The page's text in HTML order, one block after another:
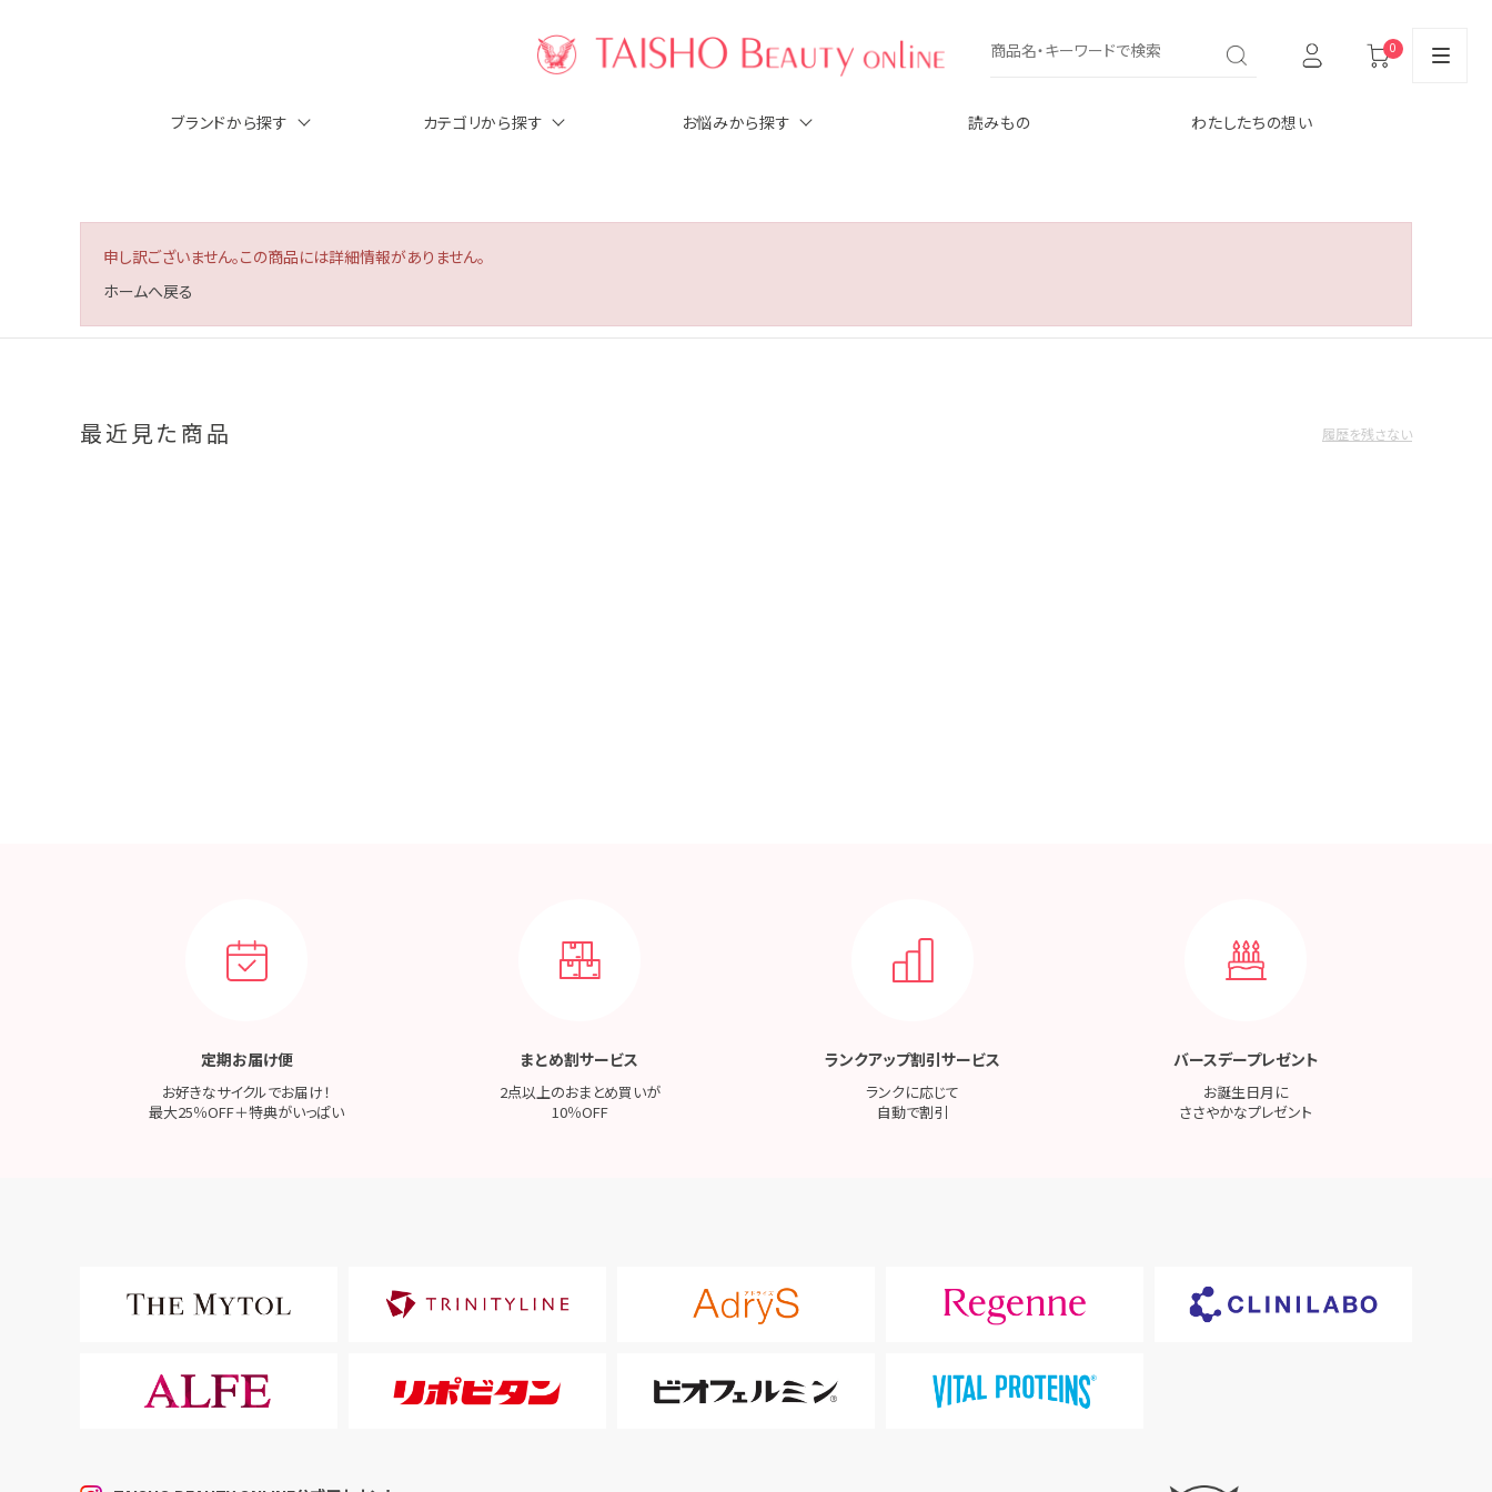
0
ブランドから探す カテゴリから探す お悩みから探す 読みもの わたしたちの想い
申し訳ございません。この商品には詳細情報がありません。
ホームへ戻る
最近見た商品 履歴を残さない
定期お届け便
お好きなサイクルでお届け！
最大25％OFF＋特典がいっぱい
まとめ割サービス
2点以上のおまとめ買いが
10％OFF
ランクアップ割引サービス
ランクに応じて
自動で割引
バースデープレゼント
お誕生日月に
ささやかなプレゼント